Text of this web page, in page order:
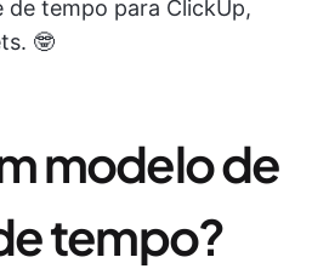
tempo para ClickUp,
🤓
modelo de
tempo?